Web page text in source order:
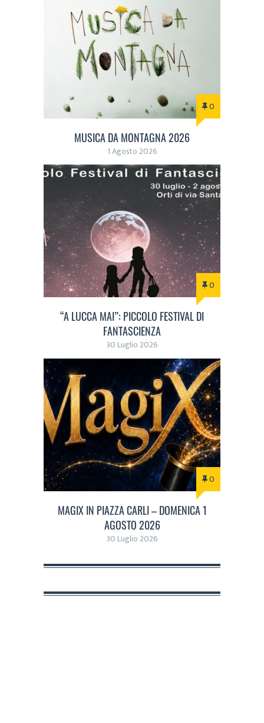
0
MUSICA DA MONTAGNA 2026
1 Agosto 2026
0
“A LUCCA MAI”: PICCOLO FESTIVAL DI
FANTASCIENZA
30 Luglio 2026
0
MAGIX IN PIAZZA CARLI – DOMENICA 1
AGOSTO 2026
30 Luglio 2026